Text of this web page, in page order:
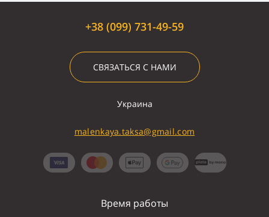
+38 (099) 731-49-59
СВЯЗАТЬСЯ С НАМИ
Украина
malenkaya.taksa@gmail.com
Время работы